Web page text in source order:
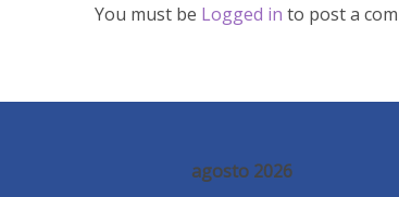
You must be Logged in to post a
agosto 2026